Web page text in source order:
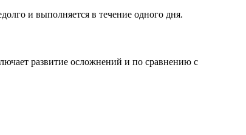
и выполняется в течение одного дня.
развитие осложнений и по сравнению с